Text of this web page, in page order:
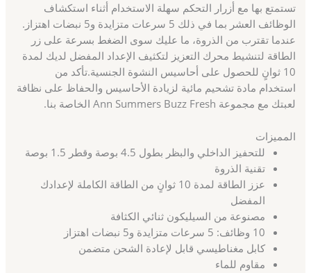
تستمتع بها مع أزرار التحكم سهلة الاستخدام أثناء استكشاف
الوظائف العشر بما في ذلك 5 سرعات متزايدة و5 نبضات اهتزاز.
عندما تقترب من الذروة، ما عليك سوى الضغط بسرعة على زر
الطاقة لتنشيط محرك التعزيز لتكثيف الإعداد المفضل لديك لمدة
10 ثوانٍ للحصول على أحاسيس النشوة الجنسية.تأكد من
استخدام مادة تشحيم مائية لزيادة الأحاسيس والحفاظ على نظافة
لعبتك مع مجموعة Ann Summers Buzz Fresh الخاصة بنا.
المميزات
للتحفيز الداخلي والبظر بطول 4.5 بوصة وقطر 1.5 بوصة
تقنية الذروة
عزز الطاقة لمدة 10 ثوانٍ من الطاقة الكاملة لإعدادك
المفضل
مصنوعة من السيليكون ثنائي الكثافة
10 وظائف: 5 سرعات متزايدة و5 نبضات اهتزاز
كابل مغناطيسي قابل لإعادة الشحن متضمن
مقاوم للماء